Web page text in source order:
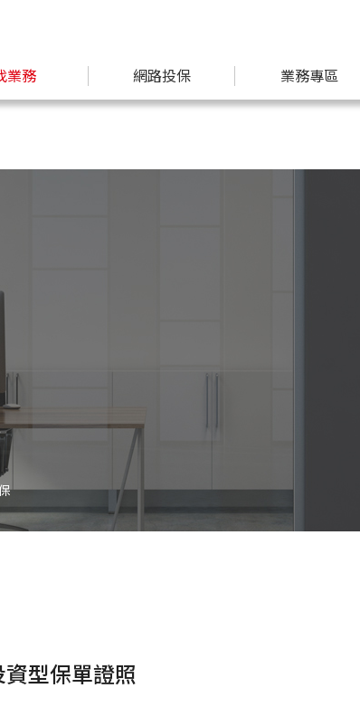
業務 網路投保 業務專區
資型保單證照